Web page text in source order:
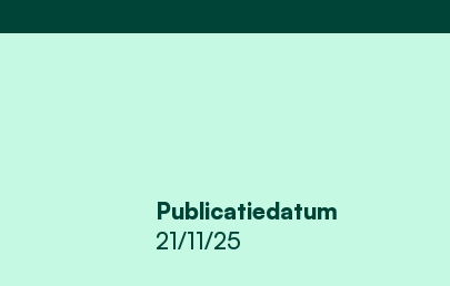
Publicatiedatum
21/11/25